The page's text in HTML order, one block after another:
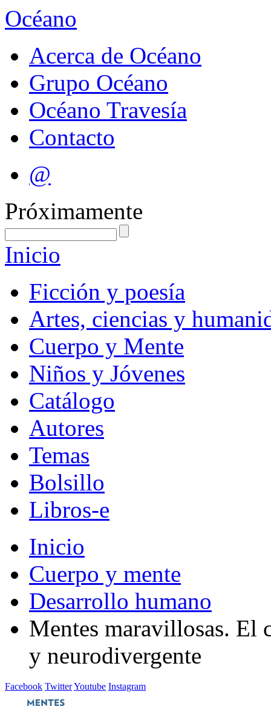
Océano
Acerca de Océano
Grupo Océano
Océano Travesía
Contacto
@
Próximamente
Inicio
Ficción y poesía
Artes, ciencias y
Cuerpo y Mente
Niños y Jóvenes
Catálogo
Autores
Temas
Bolsillo
Libros-e
Inicio
Cuerpo y mente
Desarrollo humano
Mentes maravillosas. El
y neurodivergente
Facebook TwitterYoutube Instagram